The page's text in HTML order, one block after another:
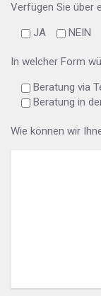
Verfügen Sie über
JA
NEIN
In welcher Form
Beratung via
Beratung in
Wie können wir